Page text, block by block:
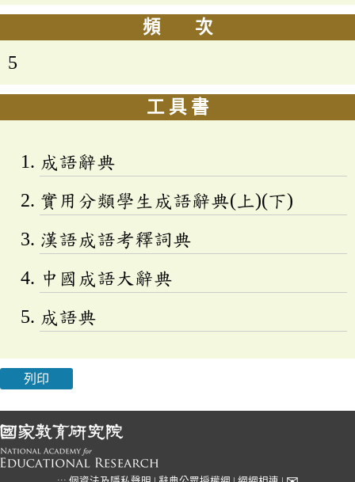
頻 次
5
工 具 書
成語辭典
實用分類學生成語辭典(上)(下)
漢語成語考釋詞典
中國成語大辭典
成語典
列印